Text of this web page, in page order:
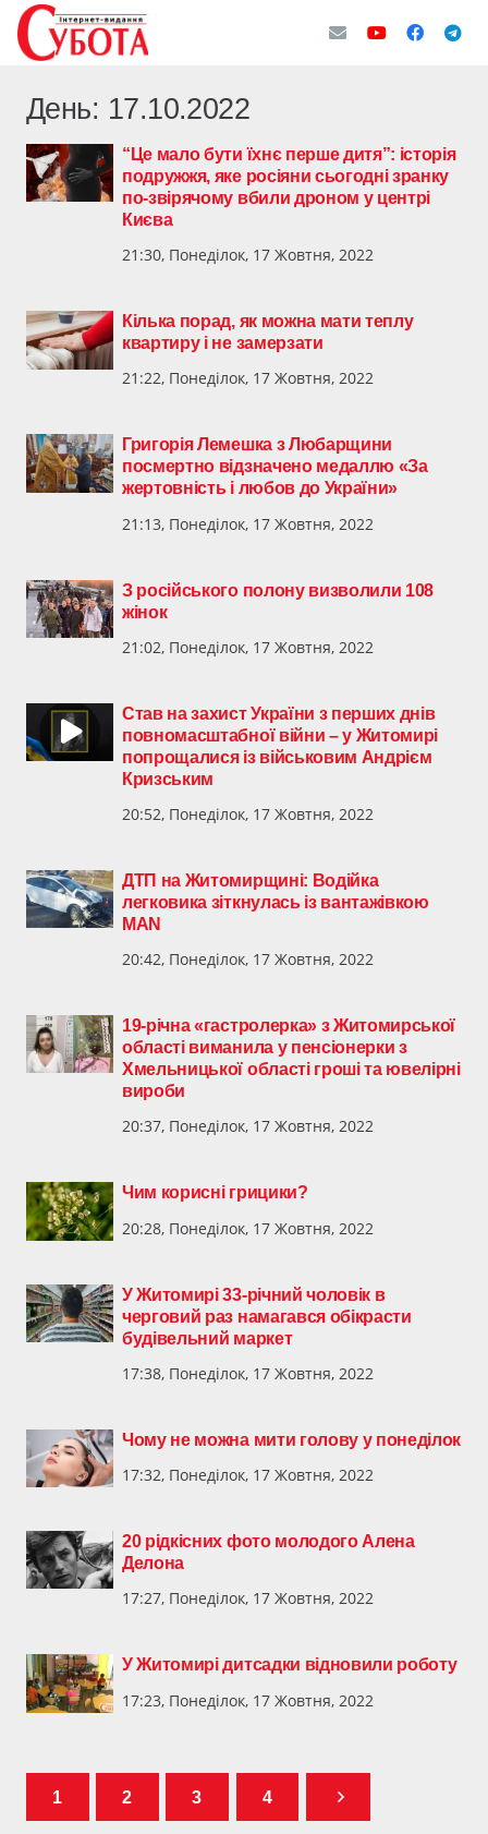
День: 17.10.2022
“Це мало бути їхнє перше дитя”: історія
подружжя, яке росіяни сьогодні зранку
по-звірячому вбили дроном у центрі
Києва
21:30, Понеділок, 17 Жовтня, 2022
Кілька порад, як можна мати теплу
квартиру і не замерзати
21:22, Понеділок, 17 Жовтня, 2022
Григорія Лемешка з Любарщини
посмертно відзначено медаллю «За
жертовність і любов до України»
21:13, Понеділок, 17 Жовтня, 2022
З російського полону визволили 108
жінок
21:02, Понеділок, 17 Жовтня, 2022
Став на захист України з перших днів
повномасштабної війни – у Житомирі
попрощалися із військовим Андрієм
Кризським
20:52, Понеділок, 17 Жовтня, 2022
ДТП на Житомирщині: Водійка
легковика зіткнулась із вантажівкою
MAN
20:42, Понеділок, 17 Жовтня, 2022
19-річна «гастролерка» з Житомирської
області виманила у пенсіонерки з
Хмельницької області гроші та ювелірні
вироби
20:37, Понеділок, 17 Жовтня, 2022
Чим корисні грицики?
20:28, Понеділок, 17 Жовтня, 2022
​У Житомирі 33-річний чоловік в
черговий раз намагався обікрасти
будівельний маркет
17:38, Понеділок, 17 Жовтня, 2022
Чому не можна мити голову у понеділок
17:32, Понеділок, 17 Жовтня, 2022
20 рідкісних фото молодого Алена
Делона
17:27, Понеділок, 17 Жовтня, 2022
У Житомирі дитсадки відновили роботу
17:23, Понеділок, 17 Жовтня, 2022
1 2 3 4